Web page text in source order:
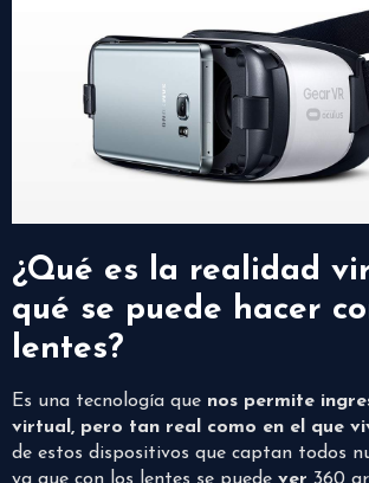
¿Qué es la realidad
qué se puede hacer
lentes?
Es una tecnología que nos permite
virtual, pero tan real como en el que
de estos dispositivos que captan todos